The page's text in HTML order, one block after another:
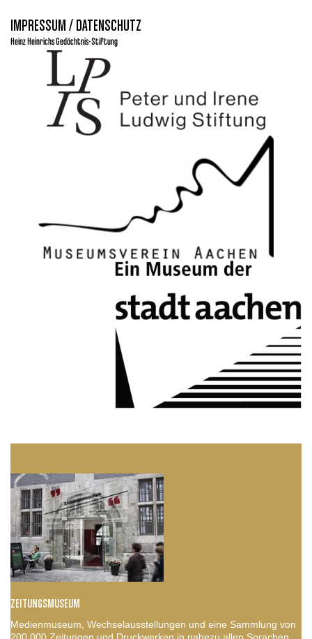
IMPRESSUM / DATENSCHUTZ
Heinz Heinrichs Gedächtnis-Stiftung
ZEITUNGSMUSEUM
Medienmuseum, Wechselausstellungen und eine Sammlung von
200.000 Zeitungen und Druckwerken in nahezu allen Sprachen.